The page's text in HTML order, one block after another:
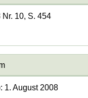
10, S. 454
1. August 2008